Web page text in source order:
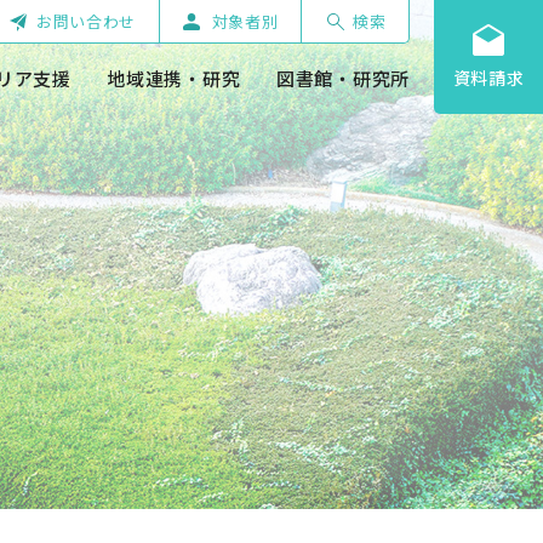
お問い合わせ 対象者別 検索
ア支援 地域連携・研究 図書館・研究所 資料請求